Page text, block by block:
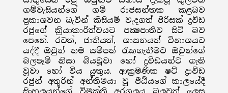
ගම්වැසියන්ගේ ගම් රාජසන්තක කළබව
ප්‍රකාශවන බැවින් කිසියම් වැදගත් පිරිසක් ද්‍රවිඩ
රජුගේ ක්‍රියාකාරිත්වයට පක්‍ෂපාතීව සිටි බව
පෙනේ. රටත්, ජාතියත්, ශාසනයත් විනාශයට
යද්දී ඔවුන් තම සම්පත් රැකගැනීමට ඔවුන්ගේ
බලපෑම් නිසා බියවූවා හෝ ද්‍රවිඩයන්ට ගැති
වූවා හෝ විය යුතුය. ආක්‍රමණික ෂට් ද්‍රාවිඩ
රජුන් අතුරින් අන්තිමයා වූ පීඨියගේ කාලයේදී